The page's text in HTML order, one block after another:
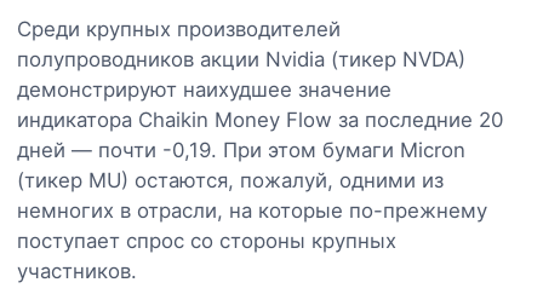
Среди крупных производителей
полупроводников акции Nvidia (тикер NVDA)
демонстрируют наихудшее значение
индикатора Chaikin Money Flow за последние 20
дней — почти -0,19. При этом бумаги Micron
(тикер MU) остаются, пожалуй, одними из
немногих в отрасли, на которые по-прежнему
поступает спрос со стороны крупных
участников.